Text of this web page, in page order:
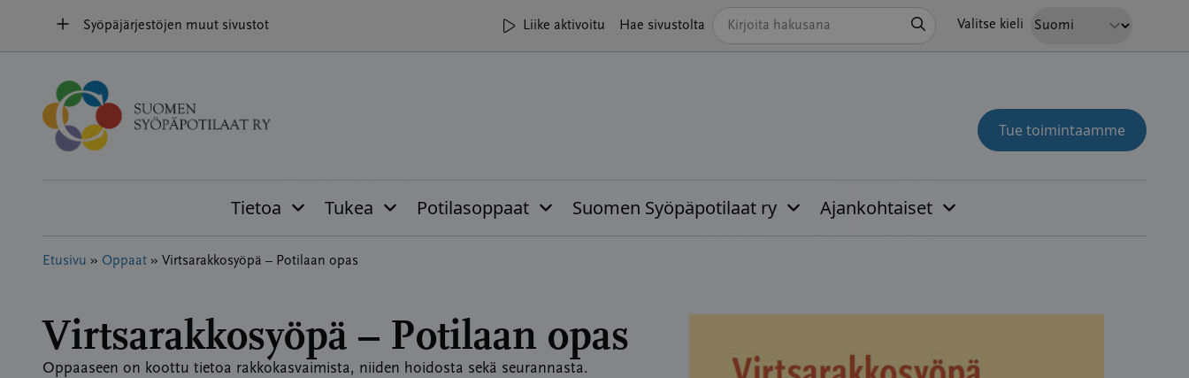
sisältöön
Syöpäjärjestöjen muut sivustot Liike aktivoitu Hae sivustolta Valitse kieli
Tue toimintaamme
Tietoa Tukea Potilasoppaat Suomen Syöpäpotilaat ry Ajankohtaiset
Etusivu » Oppaat » Virtsarakkosyöpä – Potilaan opas
Virtsarakkosyöpä – Potilaan opas
Oppaaseen on koottu tietoa rakkokasvaimista, niiden hoidosta sekä seurannasta.